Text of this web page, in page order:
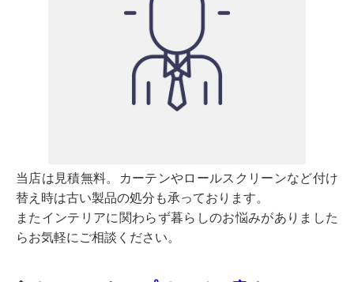
当店は見積無料。カーテンやロールスクリーンなど付け
替え時は古い製品の処分も承っております。
またインテリアに関わらず暮らしのお悩みがありました
らお気軽にご相談ください。